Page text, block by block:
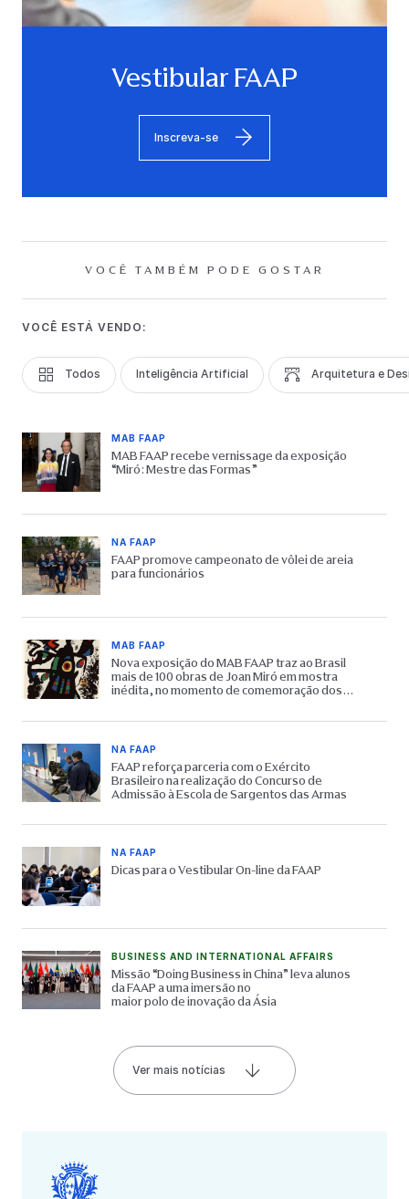
Vestibular FAAP
Inscreva-se
VOCÊ TAMBÉM PODE GOSTAR
VOCÊ ESTÁ VENDO:
Todos Inteligência Artificial Arquitetura e
MAB FAAP
MAB FAAP recebe vernissage da exposição
“Miró: Mestre das Formas”
NA FAAP
FAAP promove campeonato de vôlei de areia
para funcionários
MAB FAAP
Nova exposição do MAB FAAP traz ao Brasil
mais de 100 obras de Joan Miró em mostra
inédita, no momento de comemoração dos
NA FAAP
FAAP reforça parceria com o Exército
Brasileiro na realização do Concurso de
Admissão à Escola de Sargentos das Armas
NA FAAP
Dicas para o Vestibular On-line da FAAP
BUSINESS AND INTERNATIONAL AFFAIRS
Missão “Doing Business in China” leva alunos
da FAAP a uma imersão no
maior polo de inovação da Ásia
Ver mais notícias